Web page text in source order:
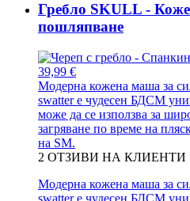
Гребло SKULL -
пошляпване
39,99 €
Модерна кожена маша за
swatter е чудесен БДСМ
може да се използва за
загряване по време на
на SM.
2 ОТЗИВИ НА КЛИЕНТИ
Модерна кожена маша за